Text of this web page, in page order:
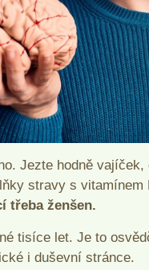
Jezte hodně
stravy s
třeba ženšen.
tisíce let. Je to
i duševní stránce.